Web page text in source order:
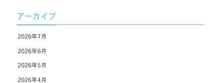
アーカイブ
2026年7月
2026年6月
2026年5月
2026年4月